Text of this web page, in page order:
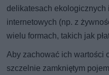
delikatesach ekologicznych
internetowych (np. z
wielu formach, takich jak
Aby zachować ich wartości
szczelnie zamkniętym